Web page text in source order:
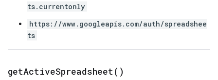
ts.currentonly
https://www.googleapis.com/auth/spreadshee
ts
getActiveSpreadsheet( )